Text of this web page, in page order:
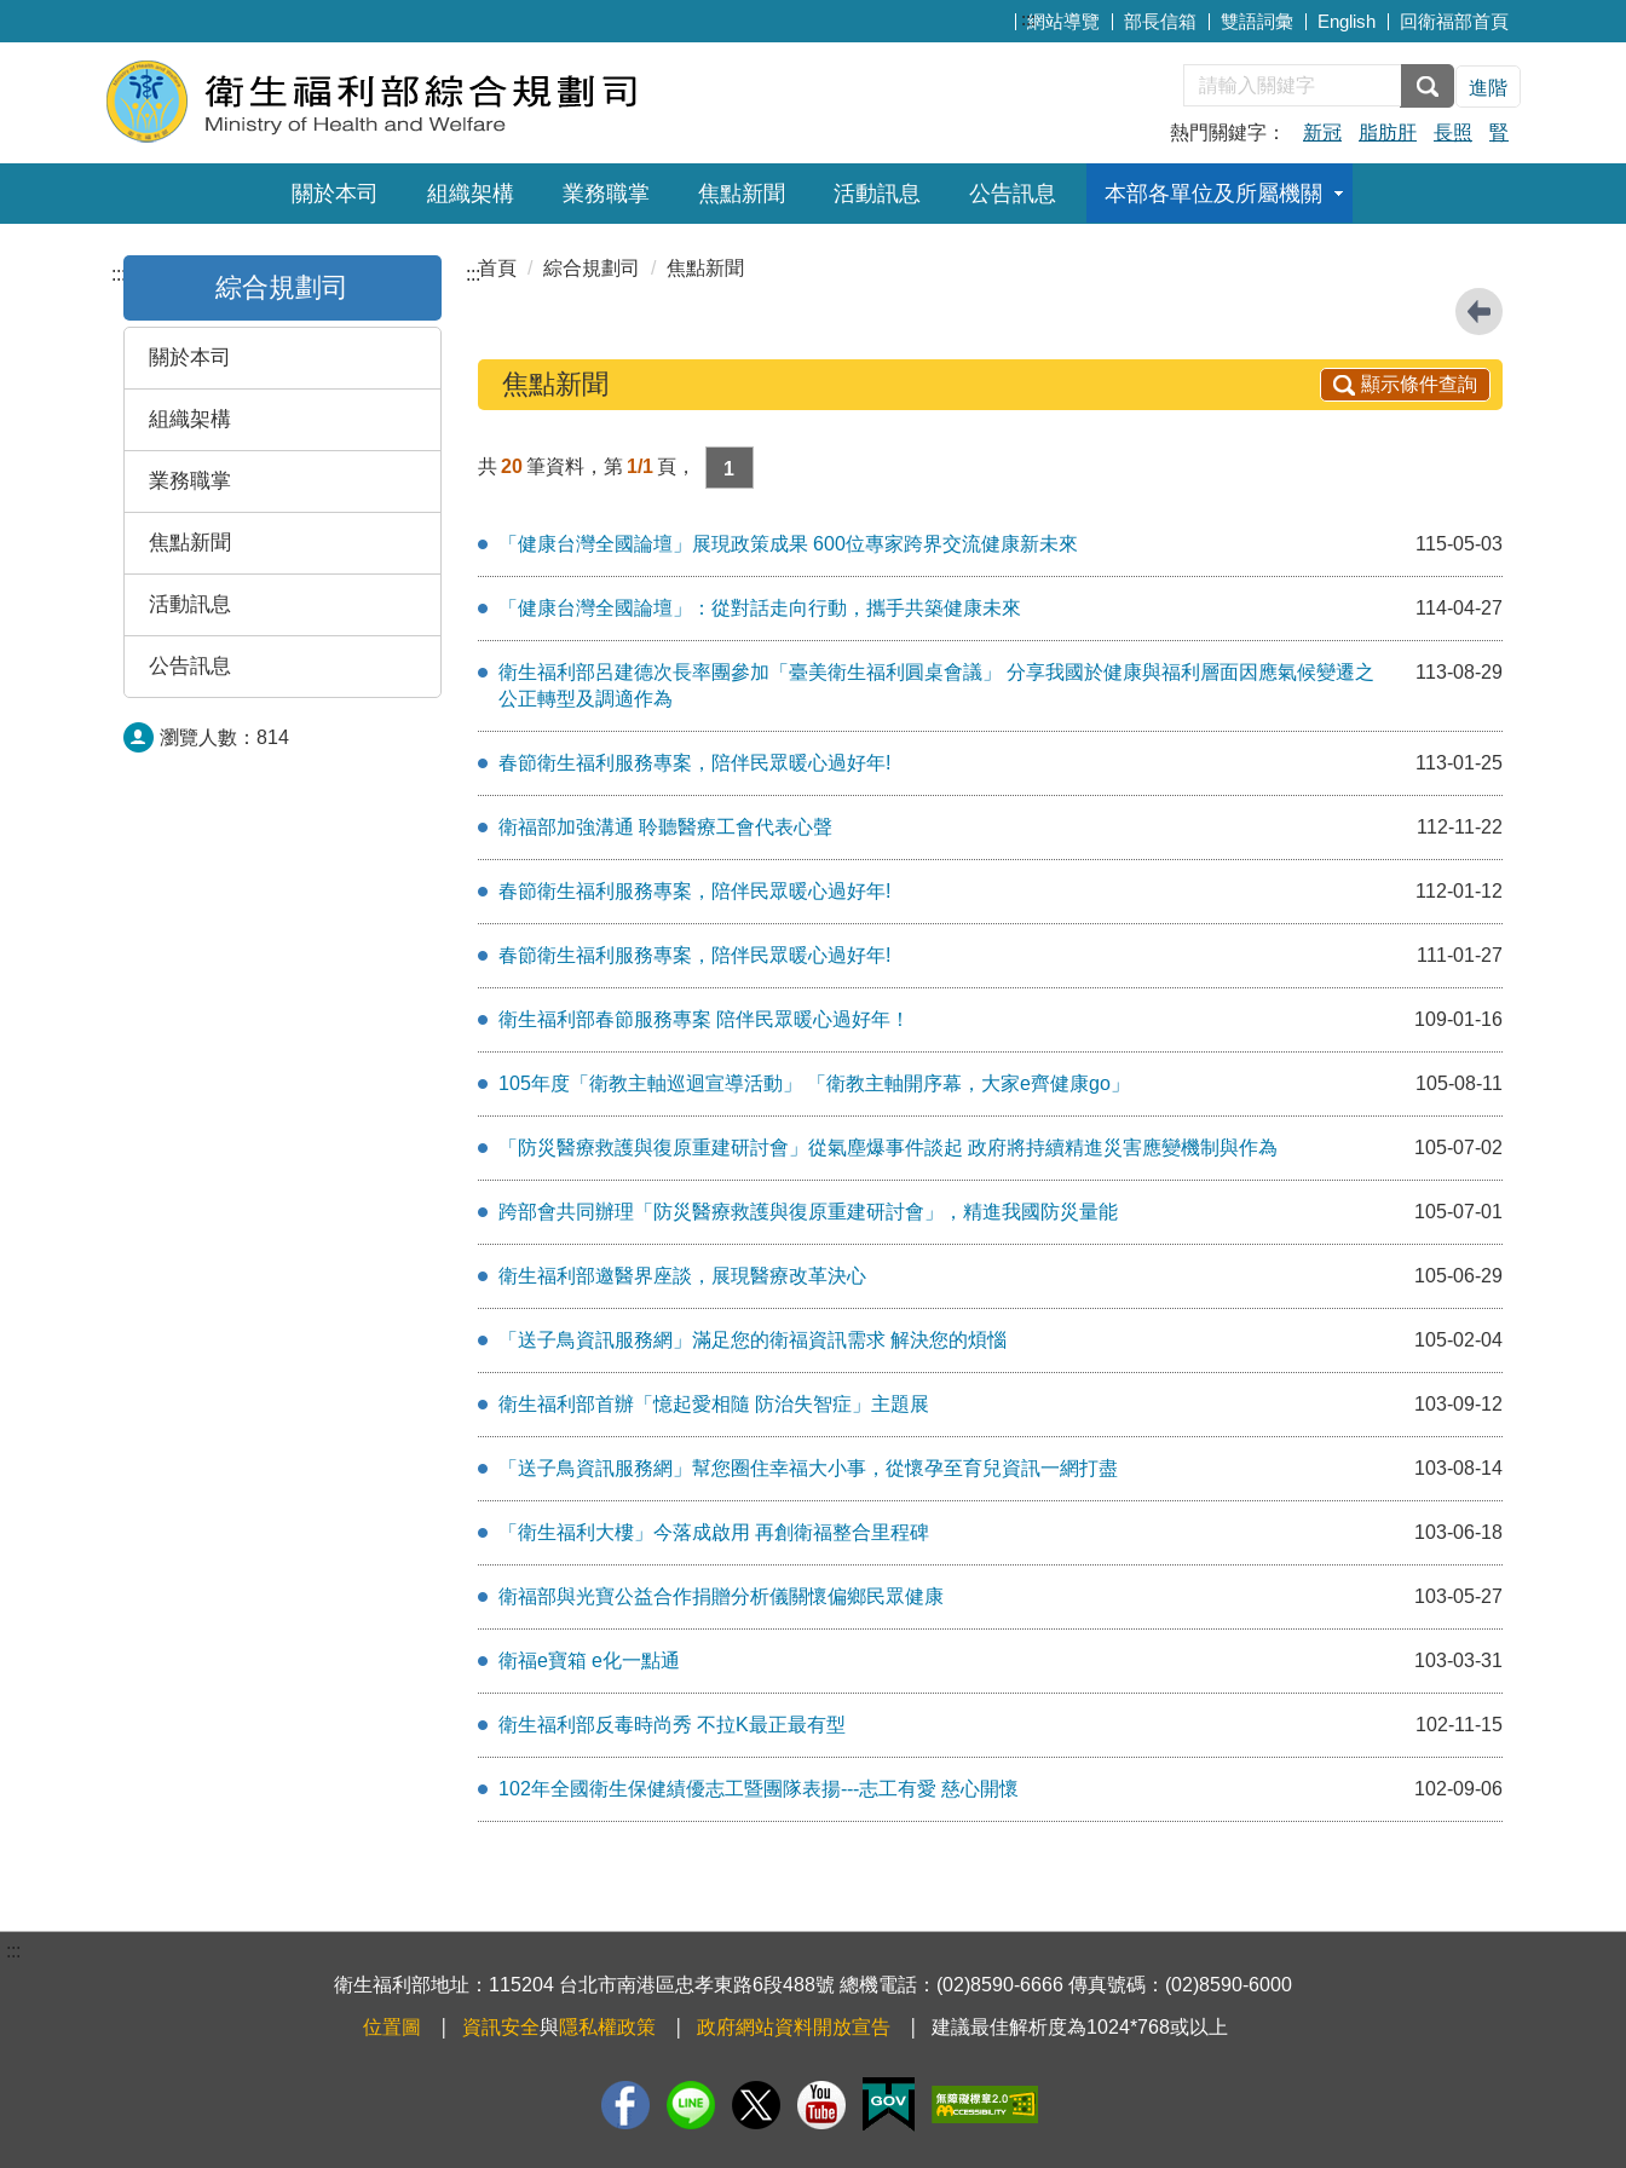
:::網站導覽 部長信箱 雙語詞彙 English 回衛福部首頁
進階
熱門關鍵字： 新冠 脂肪肝 長照 腎
關於本司 組織架構 業務職掌 焦點新聞 活動訊息 公告訊息 本部各單位及所屬機關
::: 綜合規劃司
關於本司
組織架構
業務職掌
焦點新聞
活動訊息
公告訊息
瀏覽人數： 814
:::首頁 綜合規劃司 焦點新聞
焦點新聞 顯示條件查詢
共 20 筆資料，第 1/1 頁， 1
「健康台灣全國論壇」展現政策成果 600位專家跨界交流健康新未來 115-05-03
「健康台灣全國論壇」：從對話走向行動，攜手共築健康未來 114-04-27
衛生福利部呂建德次長率團參加「臺美衛生福利圓桌會議」 分享我國於健康與福利層面因應氣候變遷之
公正轉型及調適作為
113-08-29
春節衛生福利服務專案，陪伴民眾暖心過好年! 113-01-25
衛福部加強溝通 聆聽醫療工會代表心聲 112-11-22
春節衛生福利服務專案，陪伴民眾暖心過好年! 112-01-12
春節衛生福利服務專案，陪伴民眾暖心過好年! 111-01-27
衛生福利部春節服務專案 陪伴民眾暖心過好年！ 109-01-16
105年度「衛教主軸巡迴宣導活動」 「衛教主軸開序幕，大家e齊健康go」 105-08-11
「防災醫療救護與復原重建研討會」從氣塵爆事件談起 政府將持續精進災害應變機制與作為 105-07-02
跨部會共同辦理「防災醫療救護與復原重建研討會」，精進我國防災量能 105-07-01
衛生福利部邀醫界座談，展現醫療改革決心 105-06-29
「送子鳥資訊服務網」滿足您的衛福資訊需求 解決您的煩惱 105-02-04
衛生福利部首辦「憶起愛相隨 防治失智症」主題展 103-09-12
「送子鳥資訊服務網」幫您圈住幸福大小事，從懷孕至育兒資訊一網打盡 103-08-14
「衛生福利大樓」今落成啟用 再創衛福整合里程碑 103-06-18
衛福部與光寶公益合作捐贈分析儀關懷偏鄉民眾健康 103-05-27
衛福e寶箱 e化一點通 103-03-31
衛生福利部反毒時尚秀 不拉K最正最有型 102-11-15
102年全國衛生保健績優志工暨團隊表揚---志工有愛 慈心開懷 102-09-06
:::
衛生福利部地址：115204 台北市南港區忠孝東路6段488號 總機電話：(02)8590-6666 傳真號碼：(02)8590-6000
位置圖 資訊安全與隱私權政策 政府網站資料開放宣告 建議最佳解析度為1024*768或以上